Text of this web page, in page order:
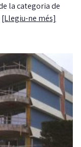
la categoria de
[Llegiu-ne més]